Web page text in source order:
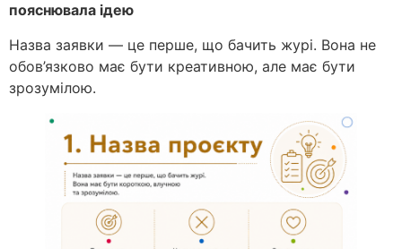
пояснювала ідею
Назва заявки — це перше, що бачить журі. Вона не
обов’язково має бути креативною, але має бути
зрозумілою.